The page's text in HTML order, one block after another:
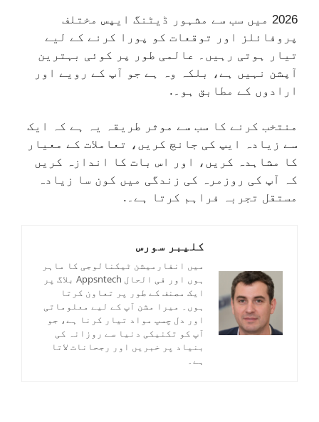
2026 میں سب سے مشہور ڈیٹنگ ایپس مختلف
پروفائلز اور توقعات کو پورا کرنے کے لیے
تیار ہوتی رہیں۔ عالمی طور پر کوئی بہترین
آپشن نہیں ہے، بلکہ وہ ہے جو آپ کے رویے اور
ارادوں کے مطابق ہو۔.
منتخب کرنے کا سب سے موثر طریقہ یہ ہے کہ ایک
سے زیادہ ایپ کی جانچ کریں، تعاملات کے معیار
کا مشاہدہ کریں، اور اس بات کا اندازہ کریں
کہ آپ کی روزمرہ کی زندگی میں کون سا زیادہ
مستقل تجربہ فراہم کرتا ہے۔.
کلیبر سورس
میں انفارمیشن ٹیکنالوجی کا ماہر
ہوں اور فی الحال Appsntech بلاگ پر
ایک مصنف کے طور پر تعاون کرتا
ہوں۔ میرا مشن آپ کے لیے معلوماتی
اور دل چسپ مواد تیار کرنا ہے، جو
آپ کو تکنیکی دنیا سے روزانہ کی
بنیاد پر خبریں اور رجحانات لاتا
ہے۔